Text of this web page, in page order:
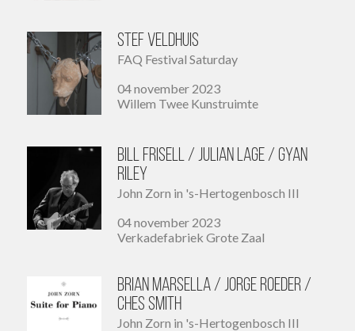
Stef Veldhuis
FAQ Festival Saturday
04 november 2023
Willem Twee Kunstruimte
Bill Frisell / Julian Lage / Gyan
Riley
John Zorn in 's-Hertogenbosch III
04 november 2023
Verkadefabriek Grote Zaal
Brian Marsella / Jorge Roeder /
Ches Smith
John Zorn in 's-Hertogenbosch III